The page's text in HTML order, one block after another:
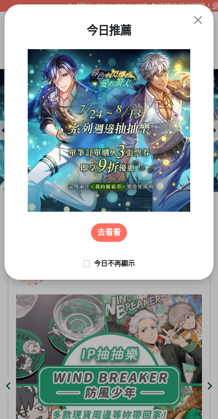
【夢谷xDRAWDRAWIN】生活精品已經登陸！還不
今日推薦
去看看
今日不再顯示